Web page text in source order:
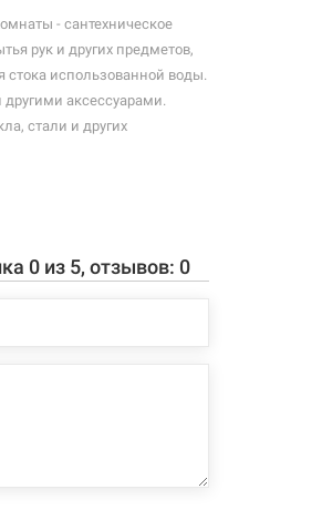
- сантехническое
рук и других предметов,
использованной воды.
аксессуарами.
стали и других
0 из 5, отзывов: 0